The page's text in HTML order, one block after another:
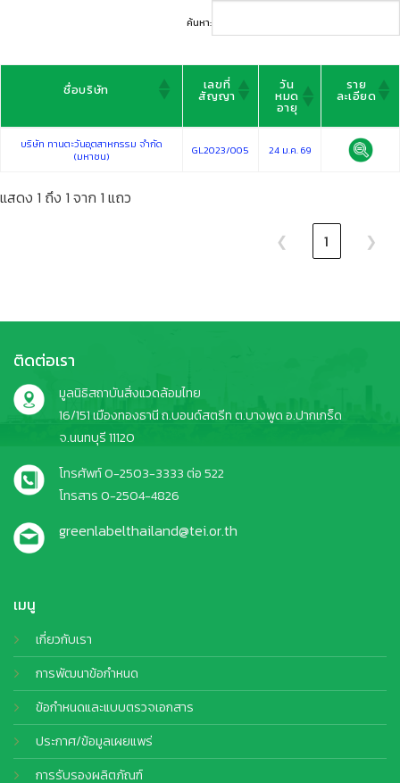
ค้นหา:
ชื่อบริษัท เลขที่
สัญญา
วัน
หมด
อายุ
ราย
ละเอียด
ชื่อบริษัท สัญญา หมด
อายุ
ราย
ละเอียด
บริษัท ทานตะวันอุตสาหกรรม จำกัด
(มหาชน)
GL2023/005 24 ม.ค. 69
แสดง 1 ถึง 1 จาก 1 แถว
❮ 1 ❯
เมนู
เกี่ยวกับเรา
การพัฒนาข้อกำหนด
ข้อกำหนดและแบบตรวจเอกสาร
ประกาศ/ข้อมูลเผยแพร่
การรับรองผลิตภัณฑ์
ติดต่อเรา
มูลนิธิสถาบันสิ่งแวดล้อมไทย
16/151 เมืองทองธานี ถ.บอนด์สตรีท ต.บางพูด อ.ปากเกร็ด
จ.นนทบุรี 11120
โทรศัพท์ 0-2503-3333 ต่อ 522
โทรสาร 0-2504-4826
greenlabelthailand@tei.or.th